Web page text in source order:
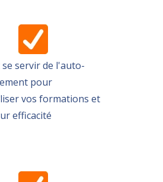
servir de l'auto-
pour
vos formations et
efficacité